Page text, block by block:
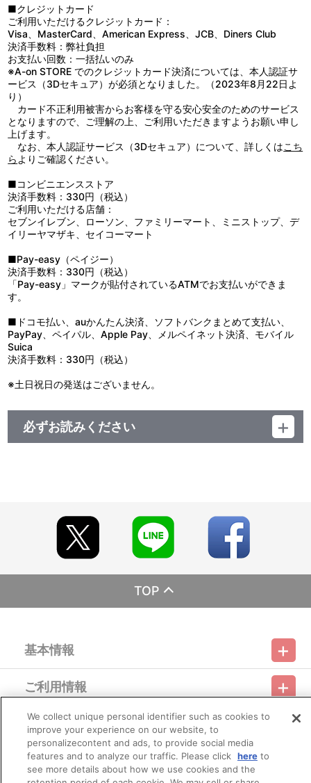
ストラップ：約 幅25mm×全長320mm
生産国：中国
【使用上の注意】
※本製品は別売りのペンライトに装着してご使用いただけます。
●生地の裁断箇所によって商品一点ごとにパターン(柄)の位置が異
なっている場合がございますが、不良品には該当いたしません。こ
ちらの理由による交換・返品はできかねますので、あらかじめご了
承ください。
●本来の用途以外で使用しないでください。思わぬ事故のおそれが
ありますので、乳幼児または小さなお子様には絶対に与えないでく
●小さい部品があります。ちっ息などのおそれがありますので、口
の中には絶対に入れないでください。
●ゴムを強く引っ張りますと破損の原因になりますのでお避けくだ
さい。
●腕や指に強く巻き付けるようなことはしないでください。
げたり、無理に引っ張ったりしないでください。
●高温多湿、直射日光を避け、お子様の手の届かないところに保管
してください。
●商品の特性上、とがった部分があります。取り扱いには十分ご注
●汚れた場合は、水や薄めた中性洗剤を含ませ固く絞った布でやさ
しく拭きとってください。
●ベンジンやシンナー、アルコール系溶剤などを使用しますと、変
色?変形・破損の原因になりますのでお避けください。
●本製品の性質上、使用頻度や年月の経過に伴い、ゴムの劣化・摩
■クレジットカード
ご利用いただけるクレジットカード：
Visa、MasterCard、American Express、JCB、Diners Club
決済手数料：弊社負担
お支払い回数：一括払いのみ
※A-on STORE でのクレジットカード決済については、本人認証サ
ービス（3Dセキュア）が必須となりました。（2023年8月22日よ
り）
カード不正利用被害からお客様を守る安心安全のためのサービス
となりますので、ご理解の上、ご利用いただきますようお願い申し
上げます。
なお、本人認証サービス（3Dセキュア）について、詳しくはこち
ら よりご確認ください。
■コンビニエンスストア
決済手数料：330円（税込）
ご利用いただける店舗：
セブンイレブン、ローソン、ファミリーマート、ミニストップ、デ
イリーヤマザキ、セイコーマート
■Pay-easy（ペイジー）
決済手数料：330円（税込）
「Pay-easy」マークが貼付されているATMでお支払いができま
す。
■ドコモ払い、auかんたん決済、ソフトバンクまとめて支払い、
PayPay、ペイパル、Apple Pay、メルペイネット決済、モバイル
Suica
決済手数料：330円（税込）
※土日祝日の発送はございません。
必ずお読みください
■受付期間：2026年2月17日（火）正午12:00～
※アクセス集中により、一時的にサイト内購入ページに繋がりに
くくなる場合がございます。
■お届け予定：2026年3月中旬以降順次発送
※注文の状況によってはお届けが前後する場合がございます。予
めご了承ください。
また、購入順や地域順でのお届けではございません。
※お届けにつきましてのお問合せにはお答えできかねます。
■商品について
※製造工程上、やむを得ない微細な傷が発生する場合があります
が、交換・返品はできかねます。予めご了承ください。
※1度のお会計でカートに入れられる商品は60種類までとなりま
す。それ以上のお買い物の際は、決済後に新たにご注文をお願いい
たします。
※受付期間内であっても予定数に達した場合、販売を終了する場
合がございます。
TOP
基本情報
利用規約 特定商取引法に基づく表示
プライバシーオプション 会社概要
ご利用情報
ご利用ガイド サイトマップ お問い合わせ 推奨環境
Do Not Sell or Share My Personal Information
会員メニュー
会員規約 新規会員登録
その他のご案内
We collect unique personal identifier such as cookies to
improve your experience on our website, to
personalizecontent and ads, to provide social media
features and to analyze our traffic. Please click hereto
see more details about how we use cookies and the